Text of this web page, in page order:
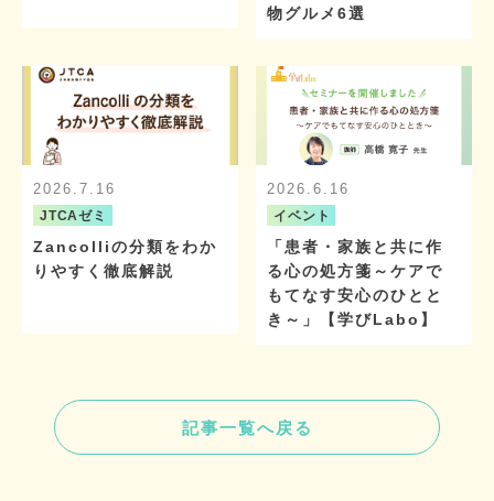
物グルメ6選
2026.7.16
JTCAゼミ
Zancolliの分類をわか
りやすく徹底解説
2026.6.16
イベント
「患者・家族と共に作
る心の処方箋～ケアで
もてなす安心のひとと
き～」【学びLabo】
記事一覧へ戻る